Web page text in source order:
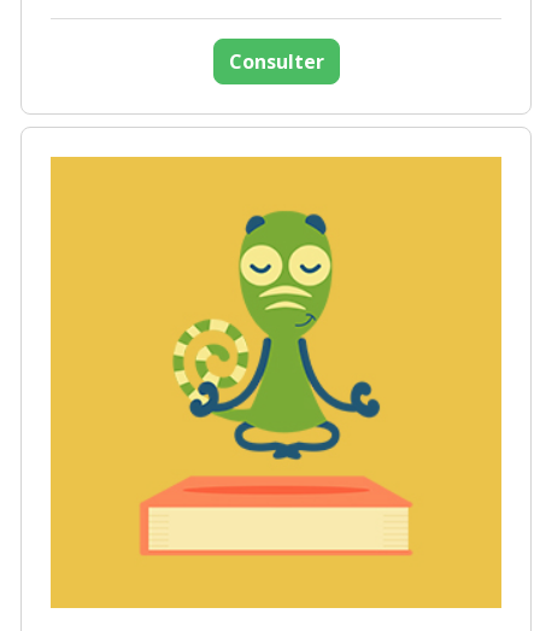
Consulter